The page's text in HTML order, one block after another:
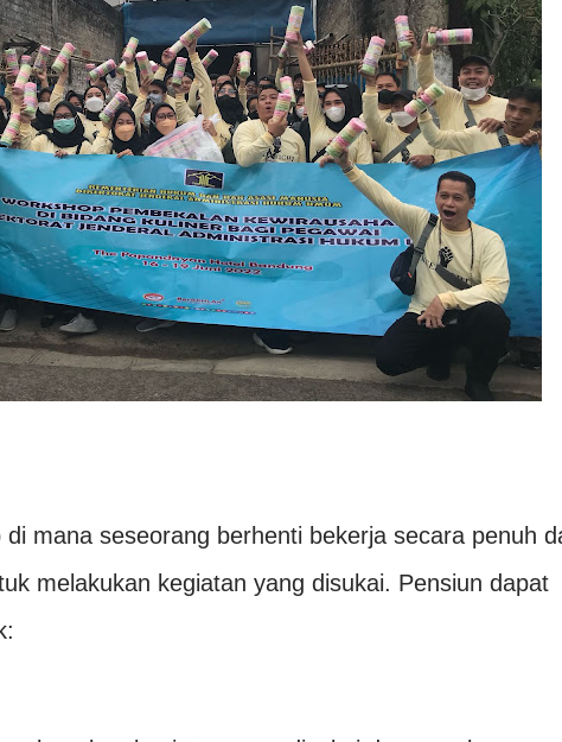
mana seseorang berhenti bekerja secara penuh
melakukan kegiatan yang disukai. Pensiun dapat